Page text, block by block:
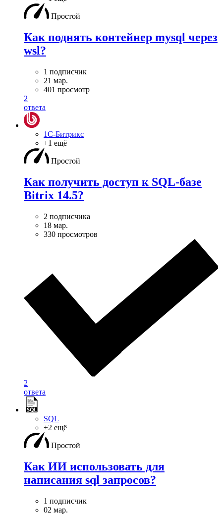
Простой
Как поднять контейнер mysql через
wsl?
1 подписчик
21 мар.
401 просмотр
2
ответа
1С-Битрикс
+1 ещё
Простой
Как получить доступ к SQL-базе
Bitrix 14.5?
2 подписчика
18 мар.
330 просмотров
2
ответа
SQL
+2 ещё
Простой
Как ИИ использовать для
написания sql запросов?
1 подписчик
02 мар.